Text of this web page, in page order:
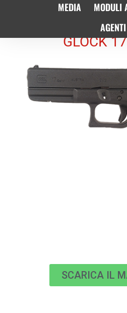
MEDIA
MODULI
AGENTI
GLOCK
SCARICA IL